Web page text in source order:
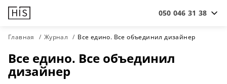
050 046 31 38
Главная Журнал Все едино. Все объединил дизайнер
Все едино. Все объединил
дизайнер